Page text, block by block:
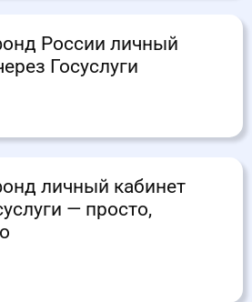
России личный
Госуслуги
личный кабинет
— просто,